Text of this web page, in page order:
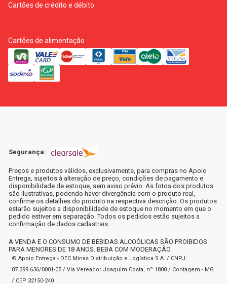
Cartões de crédito e débito
Cartões de alimentação
Segurança:
Preços e produtos válidos, exclusivamente, para compras no Apoio
Entrega, sujeitos à alteração de preço, condições de pagamento e
disponibilidade de estoque, sem aviso prévio. As fotos dos produtos
são ilustrativas, podendo haver divergência com o produto real,
confirme os detalhes do produto na respectiva descrição. Os produtos
estarão sujeitos a disponibilidade de estoque no momento em que o
pedido estiver em separação. Todos os pedidos estão sujeitos a
confirmação de dados cadastrais.
A VENDA E O CONSUMO DE BEBIDAS ALCOÓLICAS SÃO PROIBIDOS
PARA MENORES DE 18 ANOS. BEBA COM MODERAÇÃO.
© Apoio Entrega - DEC Minas Distribuição e Logística S.A. / CNPJ:
07.399.636/0001-05 / Via Vereador Joaquim Costa, nº 1800 / Contagem - MG
/ CEP 32150-240